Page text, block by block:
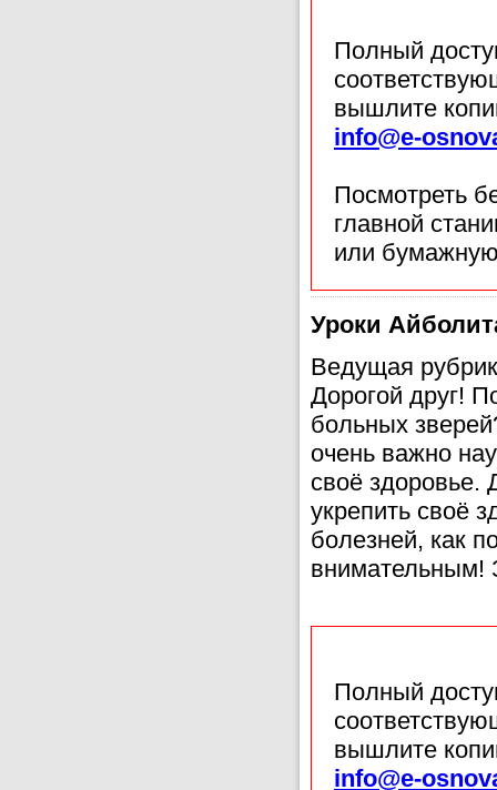
Полный
вышлите
info@e-
Посмотреть
главной
или
Уроки
Ведущая
Дорогой друг!
больных
очень важно
своё здоровье.
укрепить своё
болезней, как
внимательным!
Полный
вышлите
info@e-